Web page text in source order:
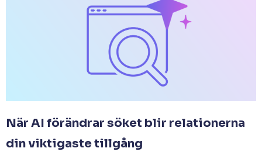
När AI förändrar söket blir relationerna
din viktigaste tillgång